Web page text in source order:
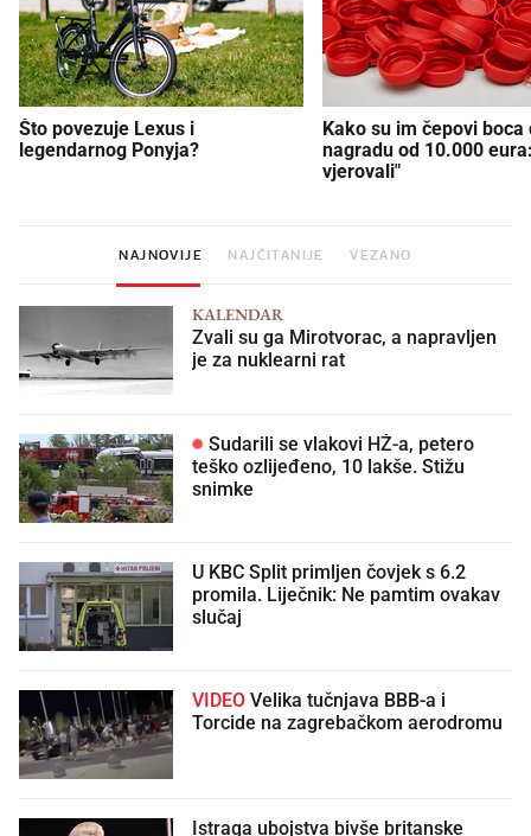
Što povezuje Lexus i
legendarnog Ponyja?
Kako su im čepovi boca
nagradu od 10.000
vjerovali"
NAJNOVIJE NAJČITANIJE VEZANO
KALENDAR
Zvali su ga Mirotvorac, a napravljen
je za nuklearni rat
Sudarili se vlakovi HŽ-a, petero
teško ozlijeđeno, 10 lakše. Stižu
snimke
U KBC Split primljen čovjek s 6.2
promila. Liječnik: Ne pamtim ovakav
slučaj
VIDEO
Torcide na zagrebačkom aerodromu
Istraga ubojstva bivše britanske